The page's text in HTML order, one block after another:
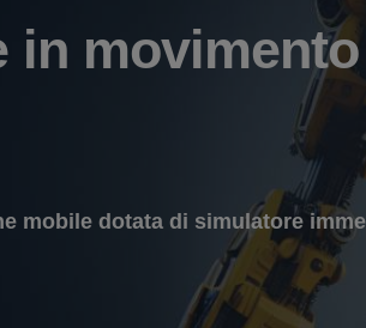
in movimento
mobile dotata di simulatore